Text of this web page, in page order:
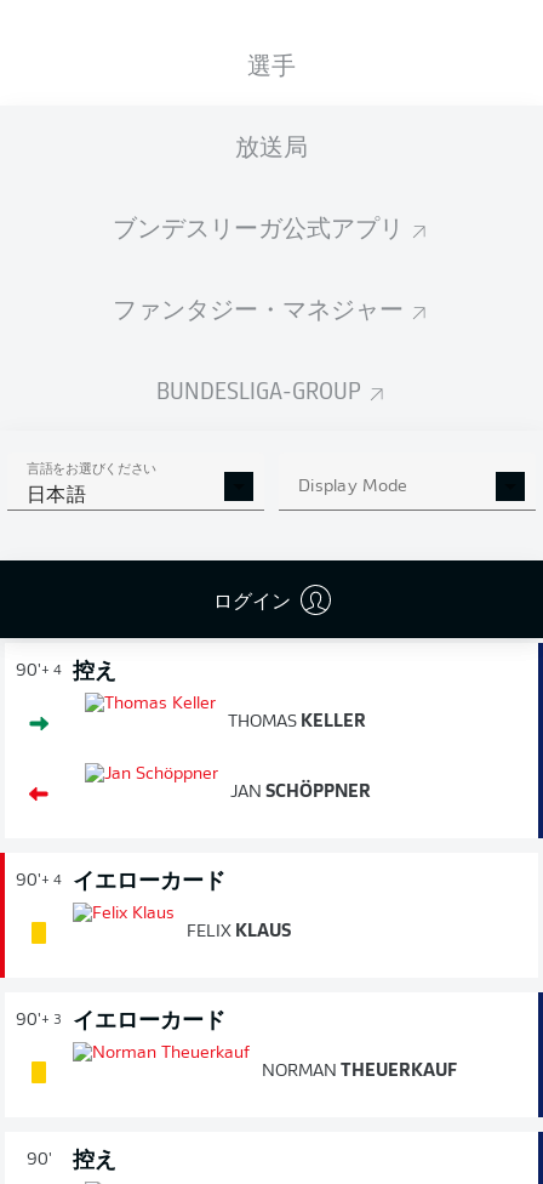
選手
放送局
ブンデスリーガ公式アプリ
ファンタジー・マネジャー
BUNDESLIGA-GROUP
言語をお選びください
日本語 Display Mode
ログイン
E. Iyoha 27'
Merkur Spielarena (26,827 観客)
D. Schlager
試合終了
90'+ 4 控え
THOMAS KELLER
JAN SCHÖPPNER
90'+ 4 イエローカード
FELIX KLAUS
90'+ 3 イエローカード
NORMAN THEUERKAUF
90' 控え